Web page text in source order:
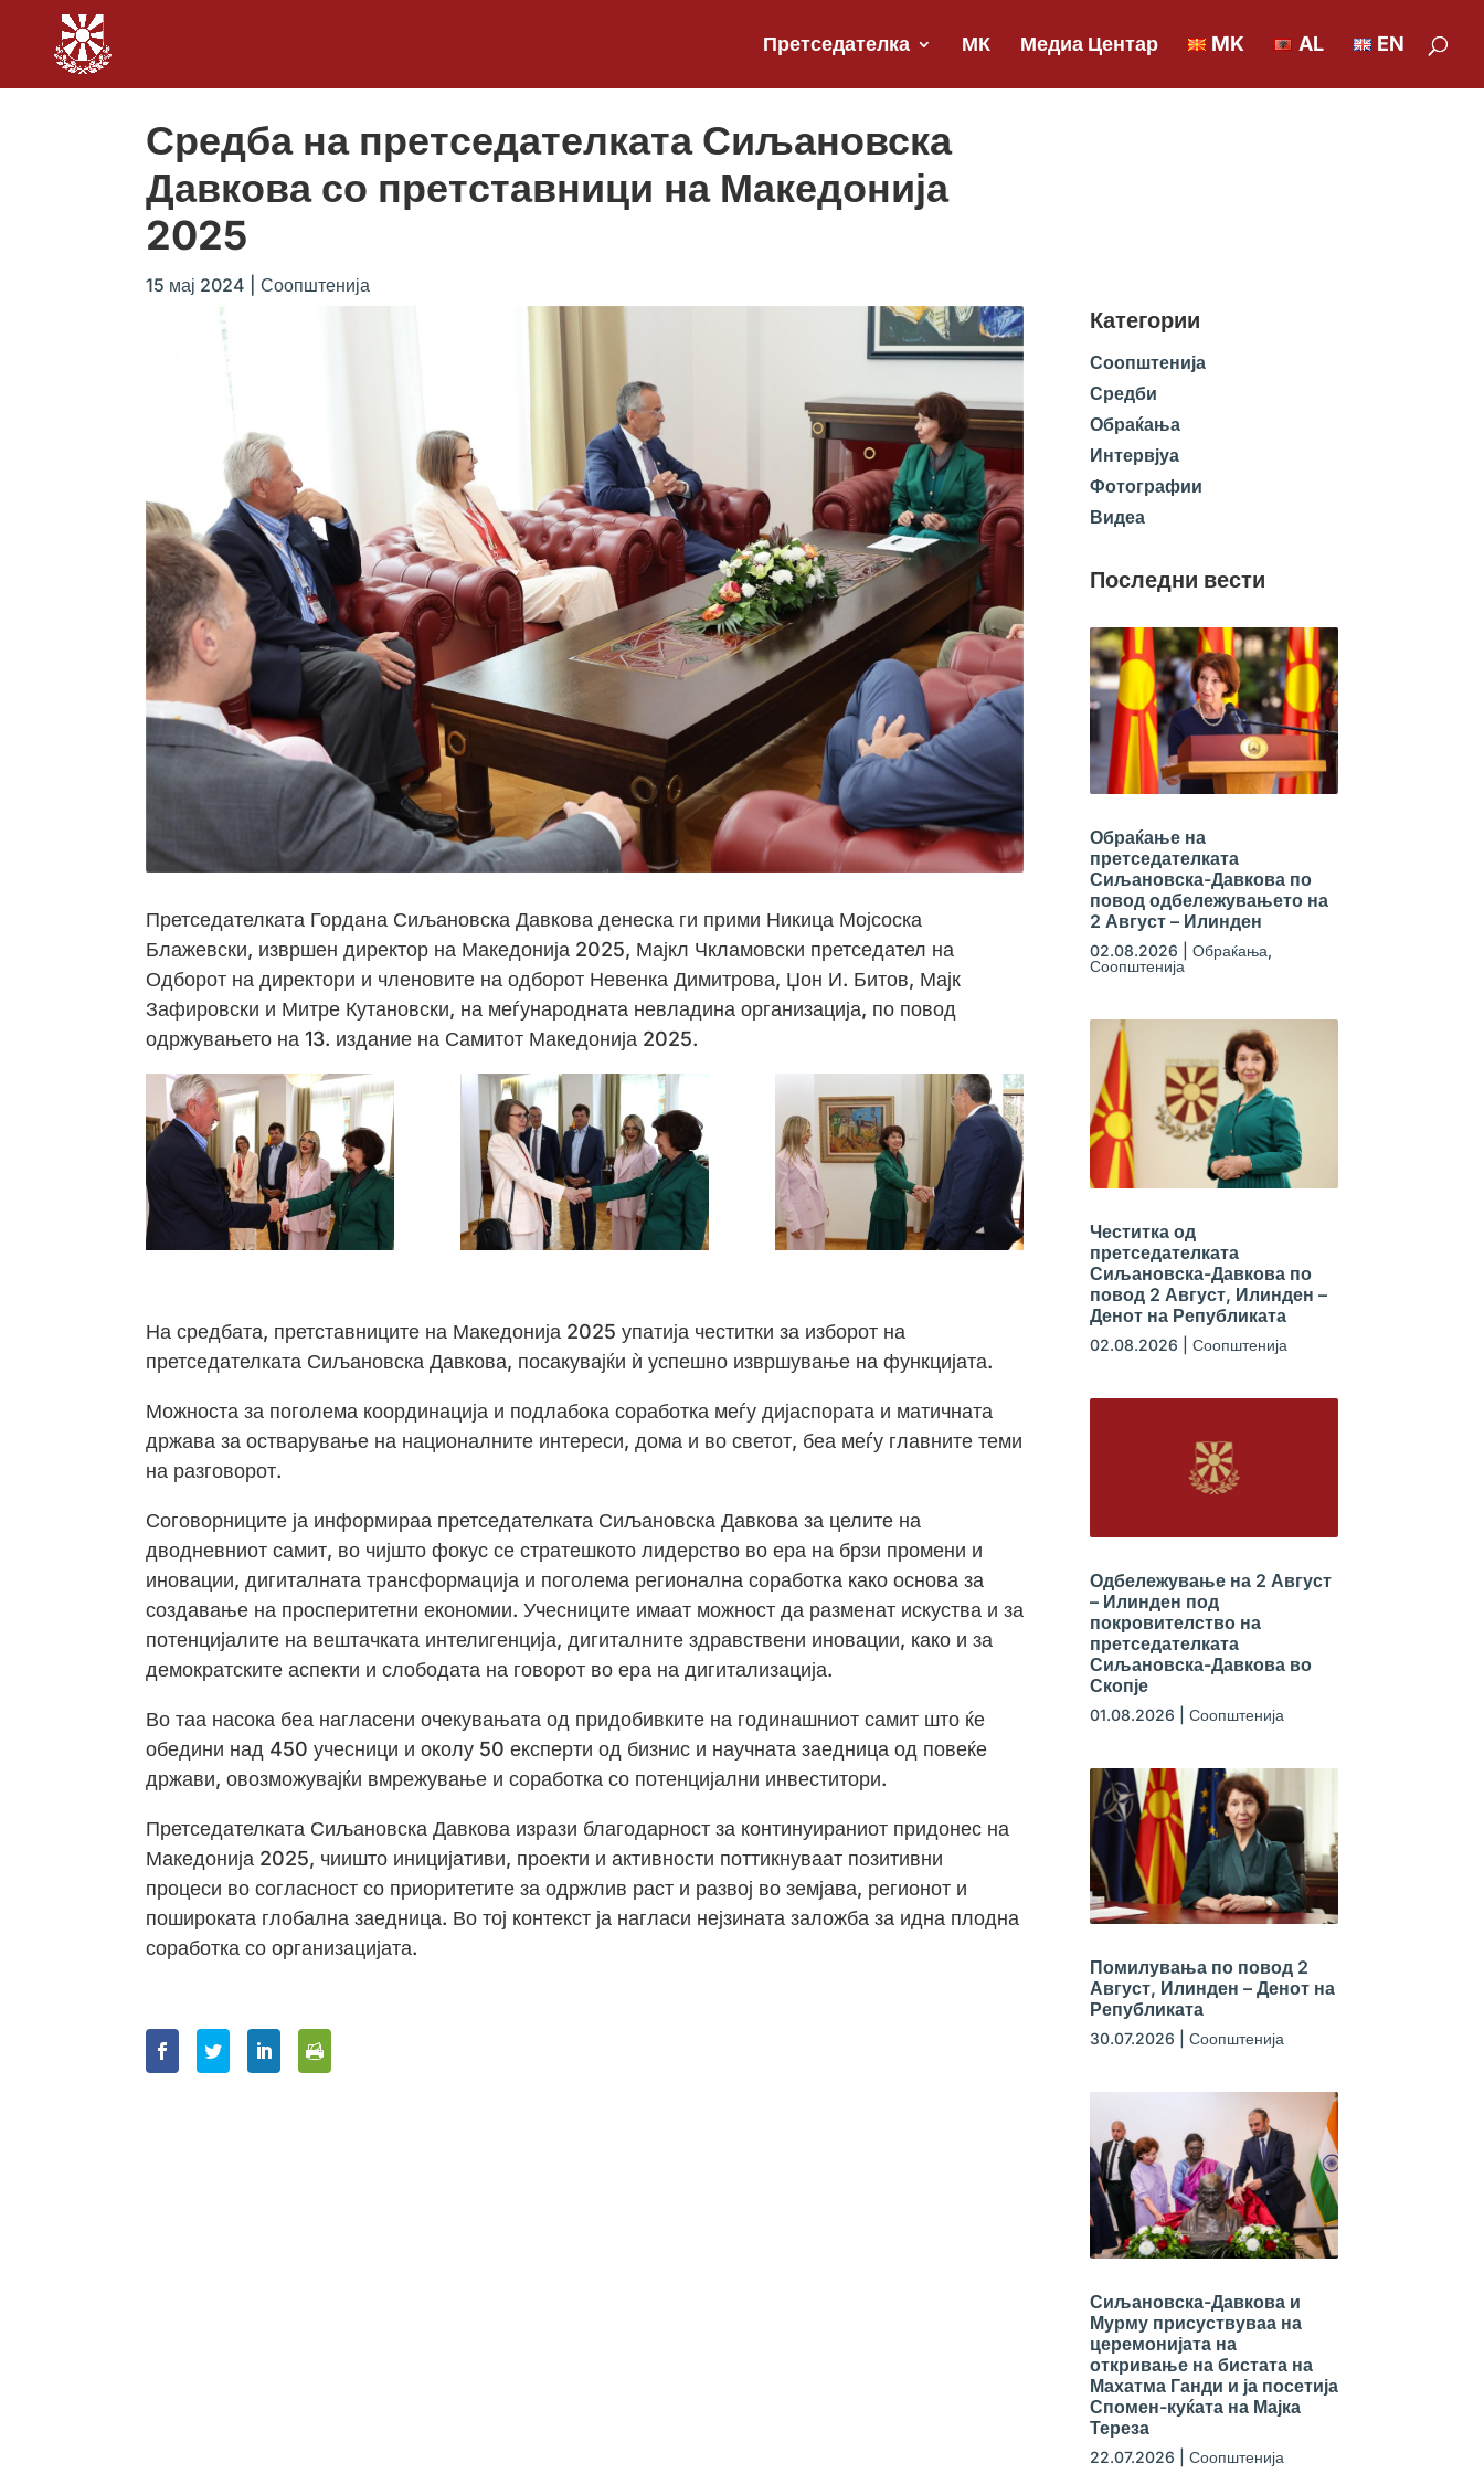
Претседателка МК Медиа Центар MK AL EN
Средба на претседателката Сиљановска
Давкова со претставници на Македонија
2025
15 мај 2024 Соопштенија
Претседателката Гордана Сиљановска Давкова денеска ги прими Никица Мојсоска
Блажевски, извршен директор на Македонија 2025, Мајкл Чкламовски претседател на
Одборот на директори и членовите на одборот Невенка Димитрова, Џон И. Битов, Мајк
Зафировски и Митре Кутановски, на меѓународната невладина организација, по повод
одржувањето на 13. издание на Самитот Македонија 2025.
На средбата, претставниците на Македонија 2025 упатија честитки за изборот на
претседателката Сиљановска Давкова, посакувајќи ѝ успешно извршување на функцијата.
Можноста за поголема координација и подлабока соработка меѓу дијаспората и матичната
држава за остварување на националните интереси, дома и во светот, беа меѓу главните теми
на разговорот.
Соговорниците ја информираа претседателката Сиљановска Давкова за целите на
дводневниот самит, во чијшто фокус се стратешкото лидерство во ера на брзи промени и
иновации, дигиталната трансформација и поголема регионална соработка како основа за
создавање на просперитетни економии. Учесниците имаат можност да разменат искуства и за
потенцијалите на вештачката интелигенција, дигиталните здравствени иновации, како и за
демократските аспекти и слободата на говорот во ера на дигитализација.
Во таа насока беа нагласени очекувањата од придобивките на годинашниот самит што ќе
обедини над 450 учесници и околу 50 експерти од бизнис и научната заедница од повеќе
држави, овозможувајќи вмрежување и соработка со потенцијални инвеститори.
Претседателката Сиљановска Давкова изрази благодарност за континуираниот придонес на
Македонија 2025, чиишто иницијативи, проекти и активности поттикнуваат позитивни
процеси во согласност со приоритетите за одржлив раст и развој во земјава, регионот и
пошироката глобална заедница. Во тој контекст ја нагласи нејзината заложба за идна плодна
соработка со организацијата.
Категории
Соопштенија
Средби
Обраќања
Интервјуа
Фотографии
Видеа
Последни вести
Обраќање на
претседателката
Сиљановска-Давкова по
повод одбележувањето на
2 Август – Илинден
02.08.2026 Обраќања,
Соопштенија
Честитка од
претседателката
Сиљановска-Давкова по
повод 2 Август, Илинден –
Денот на Републиката
02.08.2026 Соопштенија
Одбележување на 2 Август
– Илинден под
покровителство на
претседателката
Сиљановска-Давкова во
Скопје
01.08.2026 Соопштенија
Помилувања по повод 2
Август, Илинден – Денот на
Републиката
30.07.2026 Соопштенија
Сиљановска-Давкова и
Мурму присуствуваа на
церемонијата на
откривање на бистата на
Махатма Ганди и ја посетија
Спомен-куќата на Мајка
Тереза
22.07.2026 Соопштенија